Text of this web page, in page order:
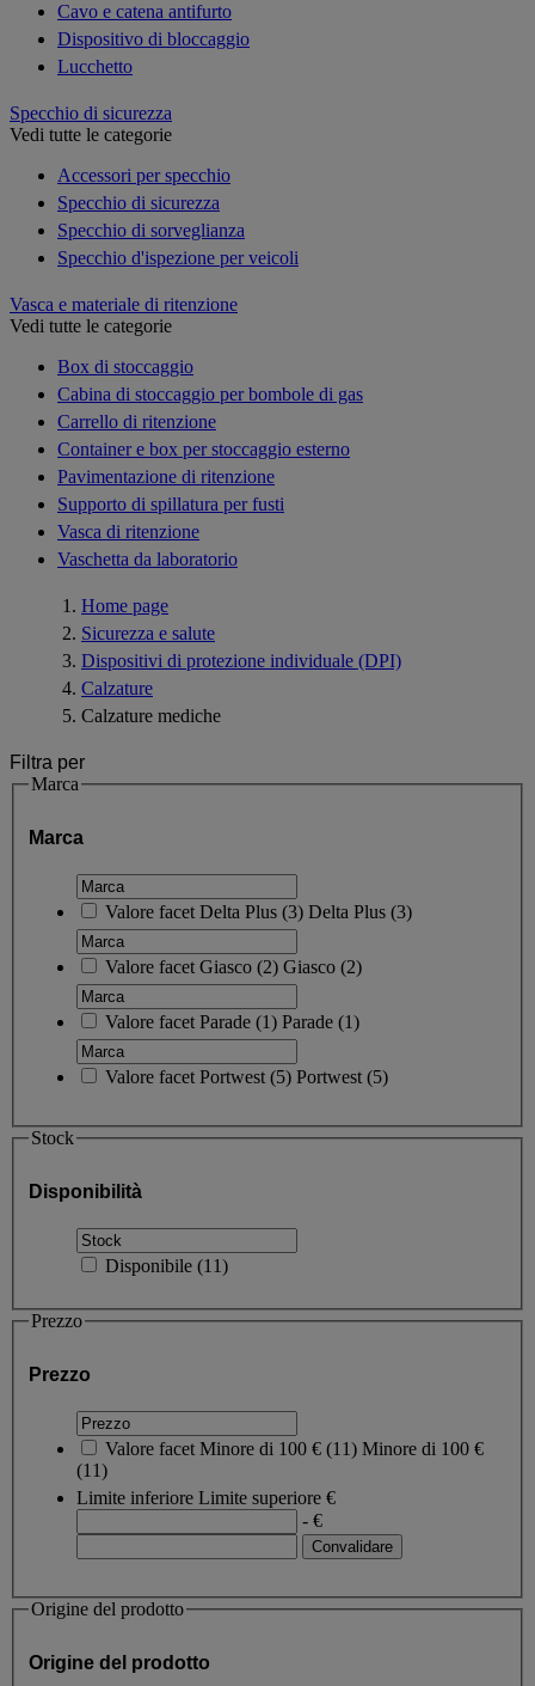
Cavo e catena antifurto
Dispositivo di bloccaggio
Lucchetto
Specchio di sicurezza
Vedi tutte le categorie
Accessori per specchio
Specchio di sicurezza
Specchio di sorveglianza
Specchio d'ispezione per veicoli
Vasca e materiale di ritenzione
Vedi tutte le categorie
Box di stoccaggio
Cabina di stoccaggio per bombole di gas
Carrello di ritenzione
Container e box per stoccaggio esterno
Pavimentazione di ritenzione
Supporto di spillatura per fusti
Vasca di ritenzione
Vaschetta da laboratorio
Home page
Sicurezza e salute
Dispositivi di protezione individuale (DPI)
Calzature
Calzature mediche
Filtra per
Marca
Marca
Valore facet Delta Plus (3) Delta Plus (3)
Valore facet Giasco (2) Giasco (2)
Valore facet Parade (1) Parade (1)
Valore facet Portwest (5) Portwest (5)
Stock
Disponibilità
Disponibile (11)
Prezzo
Prezzo
Valore facet Minore di 100 € (11) Minore di 100 €
(11)
Limite inferiore Limite superiore €
- €
Origine del prodotto
Origine del prodotto